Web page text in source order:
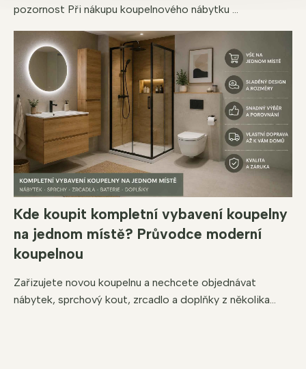
pozornost Při nákupu koupelnového nábytku ...
Kde koupit kompletní vybavení koupelny
na jednom místě? Průvodce moderní
koupelnou
Zařizujete novou koupelnu a nechcete objednávat
nábytek, sprchový kout, zrcadlo a doplňky z několika...